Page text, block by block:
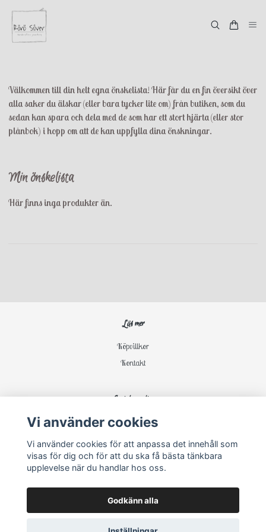
Välkommen till din helt egna önskelista! Här får du en fin översikt över
alla saker du älskar (eller bara tycker lite om) från butiken, som du
sedan kan spara och dela med de som har ett stort hjärta (eller stor
plånbok) i hopp om att de kan uppfylla dina önskningar.
Min önskelista
Här finns inga produkter än.
Läs mer
Köpvillkor
Kontakt
Sociala medier
Vi använder cookies
Vi använder cookies för att anpassa det innehåll som
visas för dig och för att du ska få bästa tänkbara
upplevelse när du handlar hos oss.
Godkänn alla